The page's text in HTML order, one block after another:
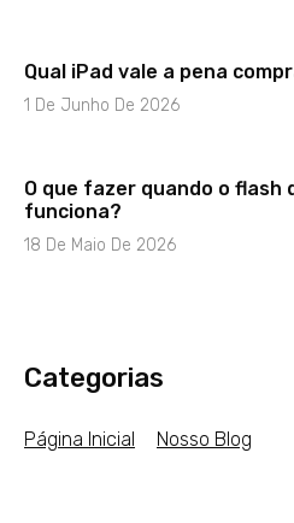
Qual iPad vale a pena
1 De Junho De 2026
O que fazer quando o flash
funciona?
18 De Maio De 2026
Categorias
Página Inicial Nosso Blog